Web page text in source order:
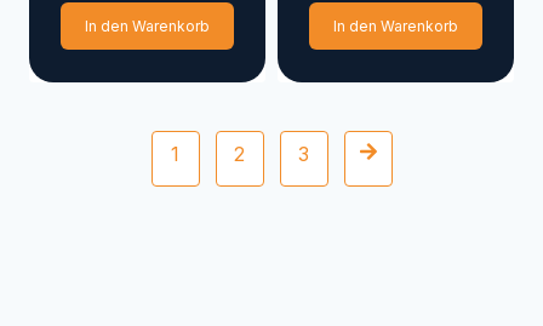
In den Warenkorb In den Warenkorb
Posts
1 2 3